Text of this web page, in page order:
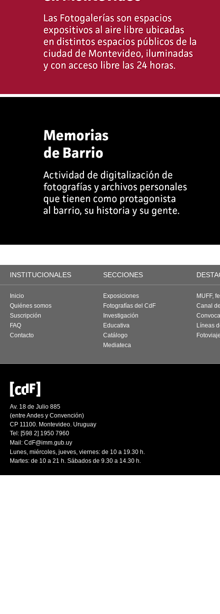
INSTITUCIONALES SECCIONES
Inicio
Quiénes somos
Suscripción
FAQ
Contacto
Exposiciones
Fotografías del CdF
Investigación
Educativa
Catálogo
Mediateca
MUFF,
Canal
Líneas
Av. 18 de Julio 885
(entre Andes y Convención)
CP 11100. Montevideo. Uruguay
Tel: [598 2] 1950 7960
Mail: CdF@imm.gub.uy
Lunes, miércoles, jueves, viernes: de 10 a 19.30 h.
Martes: de 10 a 21 h. Sábados de 9.30 a 14.30 h.